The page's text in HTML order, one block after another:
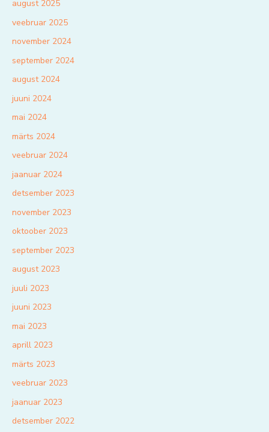
august 2025
veebruar 2025
november 2024
september 2024
august 2024
juuni 2024
mai 2024
märts 2024
veebruar 2024
jaanuar 2024
detsember 2023
november 2023
oktoober 2023
september 2023
august 2023
juuli 2023
juuni 2023
mai 2023
aprill 2023
märts 2023
veebruar 2023
jaanuar 2023
detsember 2022